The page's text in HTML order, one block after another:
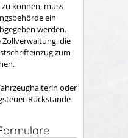
zu können, muss
ein
werden.
Zollverwaltung, die
zum
oder
Rückstände